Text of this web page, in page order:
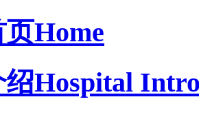
页Home
绍Hospital